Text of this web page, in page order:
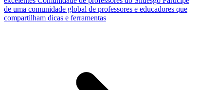
de uma comunidade global de professores e educadores que
compartilham dicas e ferramentas